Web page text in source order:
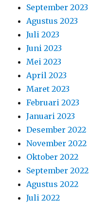
September 2023
Agustus 2023
Juli 2023
Juni 2023
Mei 2023
April 2023
Maret 2023
Februari 2023
Januari 2023
Desember 2022
November 2022
Oktober 2022
September 2022
Agustus 2022
Juli 2022